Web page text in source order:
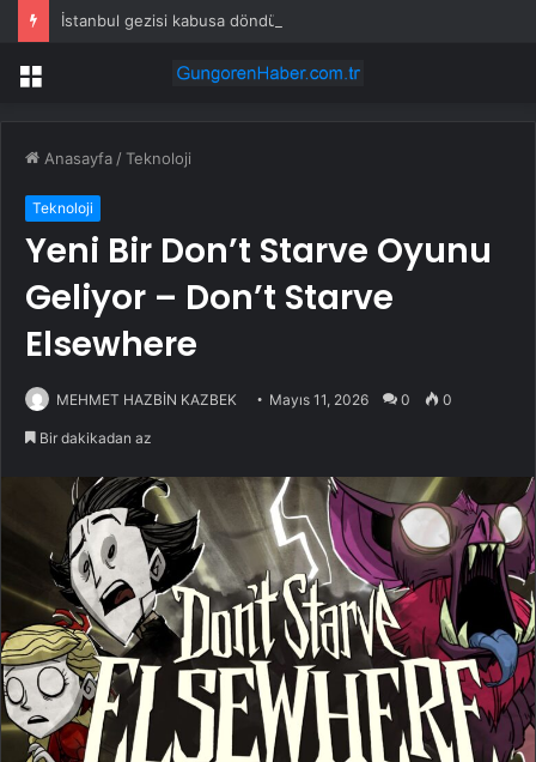
Menü
Anasayfa /Teknoloji
Teknoloji
Yeni Bir Don’t Starve Oyunu
Geliyor – Don’t Starve
Elsewhere
MEHMET HAZBİN KAZBEK Mayıs 11, 2026 0 0
Bir dakikadan az